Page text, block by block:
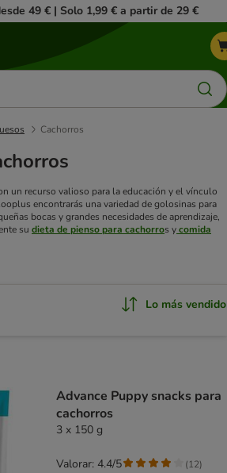
49 € | Solo 1,99 € a partir de 29 €
Cachorros
un recurso valioso para la educación y el vínculo
encontrarás una variedad de golosinas para
bocas y grandes necesidades de aprendizaje,
su dieta de pienso para cachorros ycomida
Lo más vendido
Advance Puppy snacks para
cachorros
3 x 150 g
Valorar: 4.4/5 (12)